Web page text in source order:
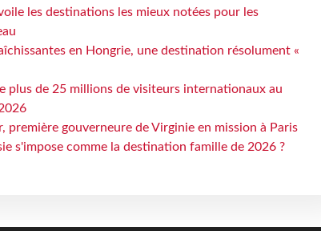
les destinations les mieux notées pour les
en Hongrie, une destination résolument «
plus de 25 millions de visiteurs internationaux au
première gouverneure de Virginie en mission à Paris
s'impose comme la destination famille de 2026 ?